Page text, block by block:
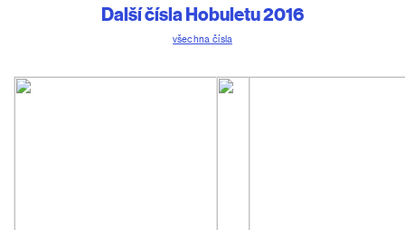
Další čísla Hobuletu 2016
všechna čísla